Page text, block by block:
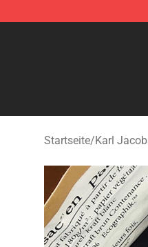
Karl Jacobs Store -
Startseite/Karl